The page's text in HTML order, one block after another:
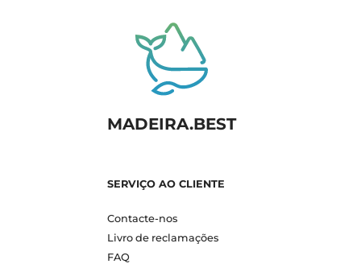
MADEIRA.BEST
SERVIÇO AO CLIENTE
Contacte-nos
Livro de reclamações
FAQ